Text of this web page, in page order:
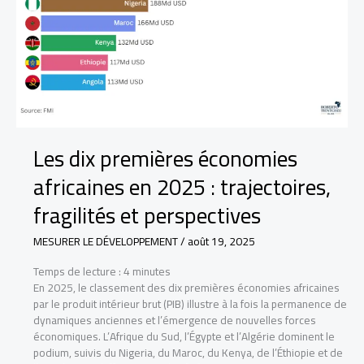
Les dix premières économies
africaines en 2025 : trajectoires,
fragilités et perspectives
MESURER LE DÉVELOPPEMENT/août 19, 2025
Temps de lecture :4minutes
En 2025, le classement des dix premières économies africaines
par le produit intérieur brut (PIB) illustre à la fois la permanence de
dynamiques anciennes et l’émergence de nouvelles forces
économiques. L’Afrique du Sud, l’Égypte et l’Algérie dominent le
podium, suivis du Nigeria, du Maroc, du Kenya, de l’Éthiopie et de